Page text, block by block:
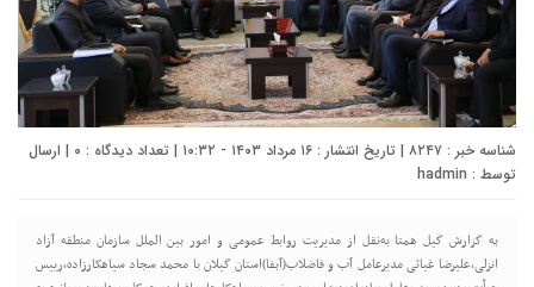
شناسه خبر : ۸۲۴۷ | تاریخ انتشار : ۱۶ مرداد ۱۴۰۳ - ۱۰:۳۲ | تعداد دیدگاه : ۰ | ارسال
توسط : hadmin
به گزارش گیل همتا به‌نقل از مدیریت روابط عمومی و امور بین الملل سازمان منطقه آزاد
انزلی،علیرضا غیاثی مدیرعامل آب و فاضلاب(آبفا)استان گیلان با محمد سجاد سیاهکارزاده،رییس